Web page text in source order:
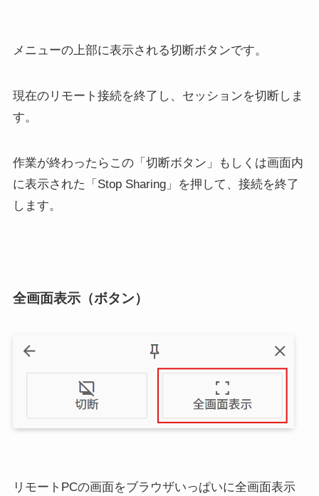
メニューの上部に表示される切断ボタンです。
現在のリモート接続を終了し、セッションを切断しま
す。
作業が終わったらこの「切断ボタン」もしくは画面内
に表示された「Stop Sharing」を押して、接続を終了
します。
全画面表示（ボタン）
リモートPCの画面をブラウザいっぱいに全画面表示